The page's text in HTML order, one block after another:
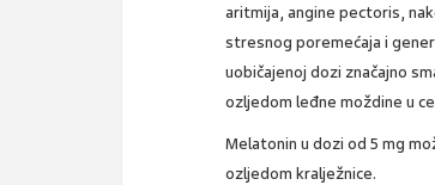
aritmija, angine pectoris,
stresnog poremećaja i
uobičajenoj dozi značajno
ozljedom leđne moždine u
Melatonin u dozi od 5 mg
ozljedom kralježnice.